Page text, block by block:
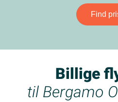
Find
Billige
til Bergamo